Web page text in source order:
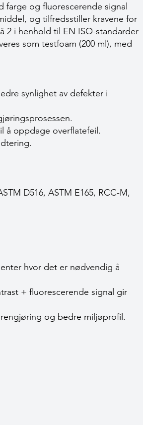
farge og fluorescerende signal
og tilfredsstiller kravene for
2 i henhold til EN ISO-standarder
som testfoam (200 ml), med
synlighet av defekter i
å oppdage overflatefeil.
D516, ASTM E165, RCC-M,
hvor det er nødvendig å
+ fluorescerende signal gir
og bedre miljøprofil.